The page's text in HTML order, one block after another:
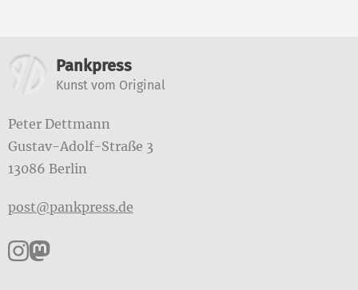
Weitere Informationen
Pankpress
Kunst vom Original
Peter Dettmann
Gustav-Adolf-Straße 3
13086 Berlin
post@pankpress.de
Pankpress auf Instagram
Pankpress auf Mastodon